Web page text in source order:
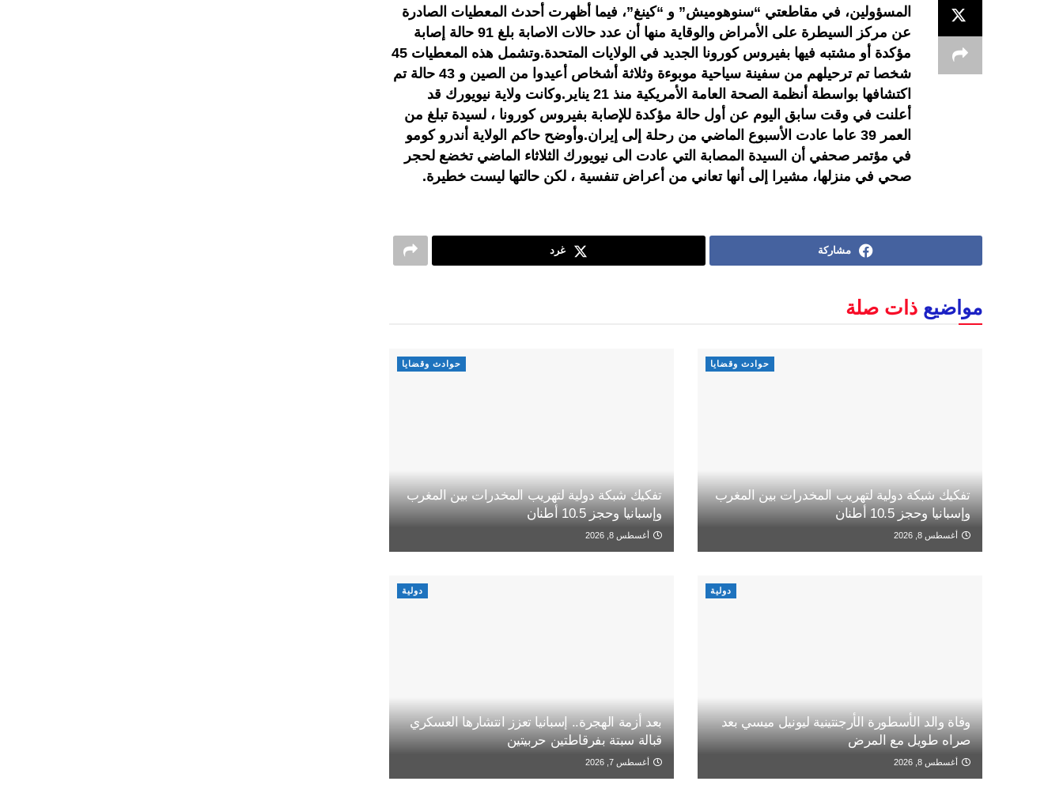
المسؤولين، في مقاطعتي “سنوهوميش” و “كينغ”، فيما أظهرت أحدث المعطيات الصادرة
عن مركز السيطرة على الأمراض والوقاية منها أن عدد حالات الاصابة بلغ 91 حالة إصابة
مؤكدة أو مشتبه فيها بفيروس كورونا الجديد في الولايات المتحدة.وتشمل هذه المعطيات 45
شخصا تم ترحيلهم من سفينة سياحية موبوءة وثلاثة أشخاص أعيدوا من الصين و 43 حالة تم
اكتشافها بواسطة أنظمة الصحة العامة الأمريكية منذ 21 يناير.وكانت ولاية نيويورك قد
أعلنت في وقت سابق اليوم عن أول حالة مؤكدة للإصابة بفيروس كورونا ، لسيدة تبلغ من
العمر 39 عاما عادت الأسبوع الماضي من رحلة إلى إيران.وأوضح حاكم الولاية أندرو كومو
في مؤتمر صحفي أن السيدة المصابة التي عادت الى نيويورك الثلاثاء الماضي تخضع لحجر
صحي في منزلها، مشيرا إلى أنها تعاني من أعراض تنفسية ، لكن حالتها ليست خطيرة.
مشاركة غرد
مواضيع ذات صلة
حوادث وقضايا
تفكيك شبكة دولية لتهريب المخدرات بين المغرب
وإسبانيا وحجز 10.5 أطنان
أغسطس 8, 2026
حوادث وقضايا
تفكيك شبكة دولية لتهريب المخدرات بين المغرب
وإسبانيا وحجز 10.5 أطنان
أغسطس 8, 2026
دولية
وفاة والد الأسطورة الأرجنتينية ليونيل ميسي بعد
صراه طويل مع المرض
أغسطس 8, 2026
دولية
بعد أزمة الهجرة.. إسبانيا تعزز انتشارها العسكري
قبالة سبتة بفرقاطتين حربيتين
أغسطس 7, 2026